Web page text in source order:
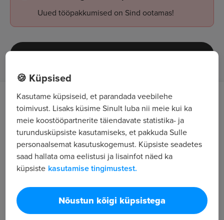
Uued tööpakkumised on Sind ootamas!
Tööpakkumised
Töö kirjeldus
Autojuhi töö tulemusel on teekonnalehele
märgitud marsruudil konteinerid tühjendatud ning
jäätmed keskkonnasäästlikult kogumisjaama
toimetatud.
Ootused kandidaadile
Heal kandidaadil on:
🍪 Küpsised
Kasutame küpsiseid, et parandada veebilehe
toimivust. Lisaks küsime Sinult luba nii meie kui ka
meie koostööpartnerite täiendavate statistika- ja
turundusküpsiste kasutamiseks, et pakkuda Sulle
personaalsemat kasutuskogemust. Küpsiste seadetes
saad hallata oma eelistusi ja lisainfot näed ka
küpsiste kasutamise tingimustest.
Nõustun kõigi küpsistega